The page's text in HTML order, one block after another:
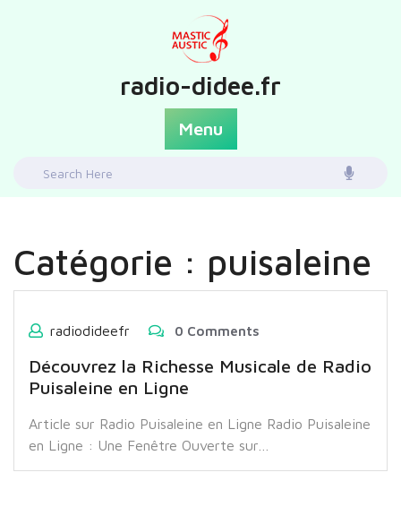
radio-didee.fr
Menu
Search
Catégorie : puisaleine
radiodideefr 0 Comments
Découvrez la Richesse Musicale de Radio
Puisaleine en Ligne
Article sur Radio Puisaleine en Ligne Radio Puisaleine
en Ligne : Une Fenêtre Ouverte sur…